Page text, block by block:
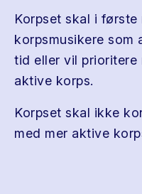
Korpset skal i
korpsmusikere som
tid eller vil prioritere
aktive korps.
Korpset skal ikke
med mer aktive